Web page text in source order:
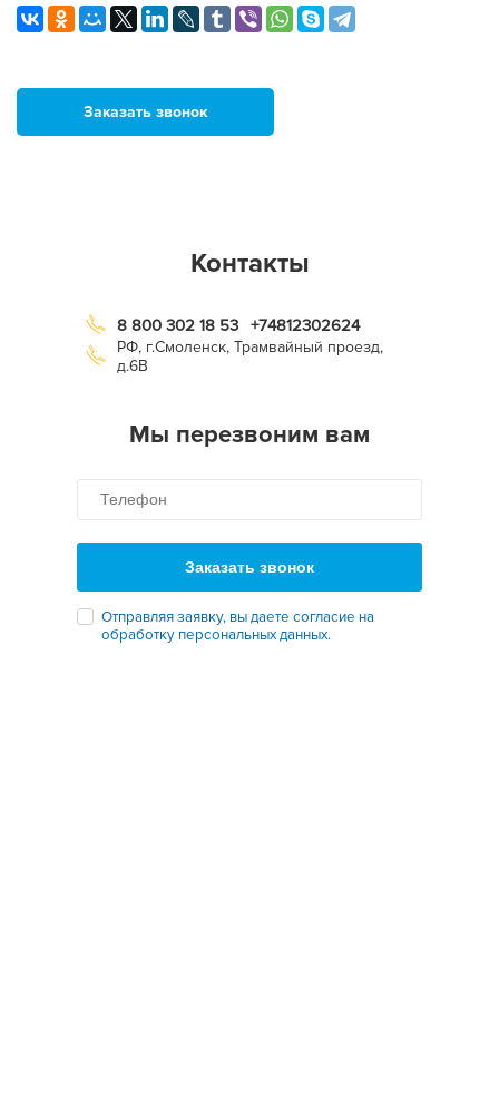
Заказать звонок
Контакты
8 800 302 18 53 +74812302624
РФ, г.Смоленск, Трамвайный проезд,
д.6В
Мы перезвоним вам
Заказать звонок
Отправляя заявку, вы даете согласие на
обработку персональных данных.